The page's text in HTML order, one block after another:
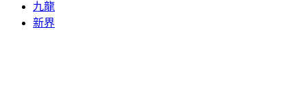
九龍
新界